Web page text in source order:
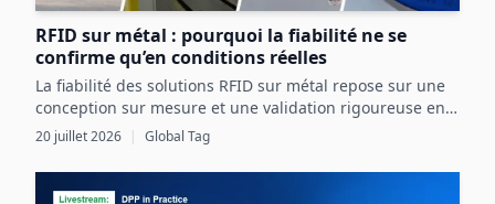
RFID sur métal : pourquoi la fiabilité ne se
confirme qu’en conditions réelles
La fiabilité des solutions RFID sur métal repose sur une
conception sur mesure et une validation rigoureuse en
conditions réelles, intégrant pleinement les contraintes
de l’actif et de l’environnement industriel.
20 juillet 2026 | Global Tag